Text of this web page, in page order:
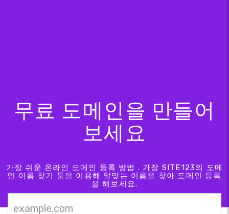
무료 도메인을 만들어
보세요
가장 쉬운 온라인 도메인 등록 방법 . 가장 SITE123의 도메
인 이름 찾기 툴을 이용해 알맞는 이름을 찾아 도메인 등록
을 해보세요.